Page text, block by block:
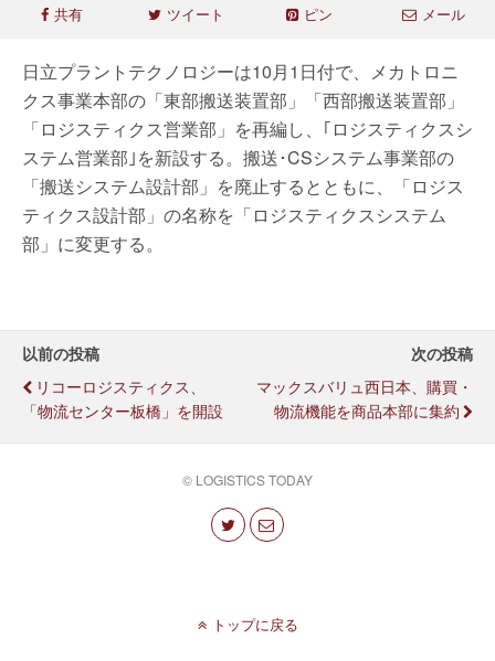
共有 ツイート ピン メール
日立プラントテクノロジーは10月1日付で、メカトロニ
クス事業本部の「東部搬送装置部」「西部搬送装置部」
「ロジスティクス営業部」を再編し、｢ロジスティクスシ
ステム営業部｣を新設する。搬送･CSシステム事業部の
「搬送システム設計部」を廃止するとともに、「ロジス
ティクス設計部」の名称を「ロジスティクスシステム
部」に変更する。
以前の投稿
リコーロジスティクス、
「物流センター板橋」を開設
次の投稿
マックスバリュ西日本、購買・
物流機能を商品本部に集約
© LOGISTICS TODAY
トップに戻る